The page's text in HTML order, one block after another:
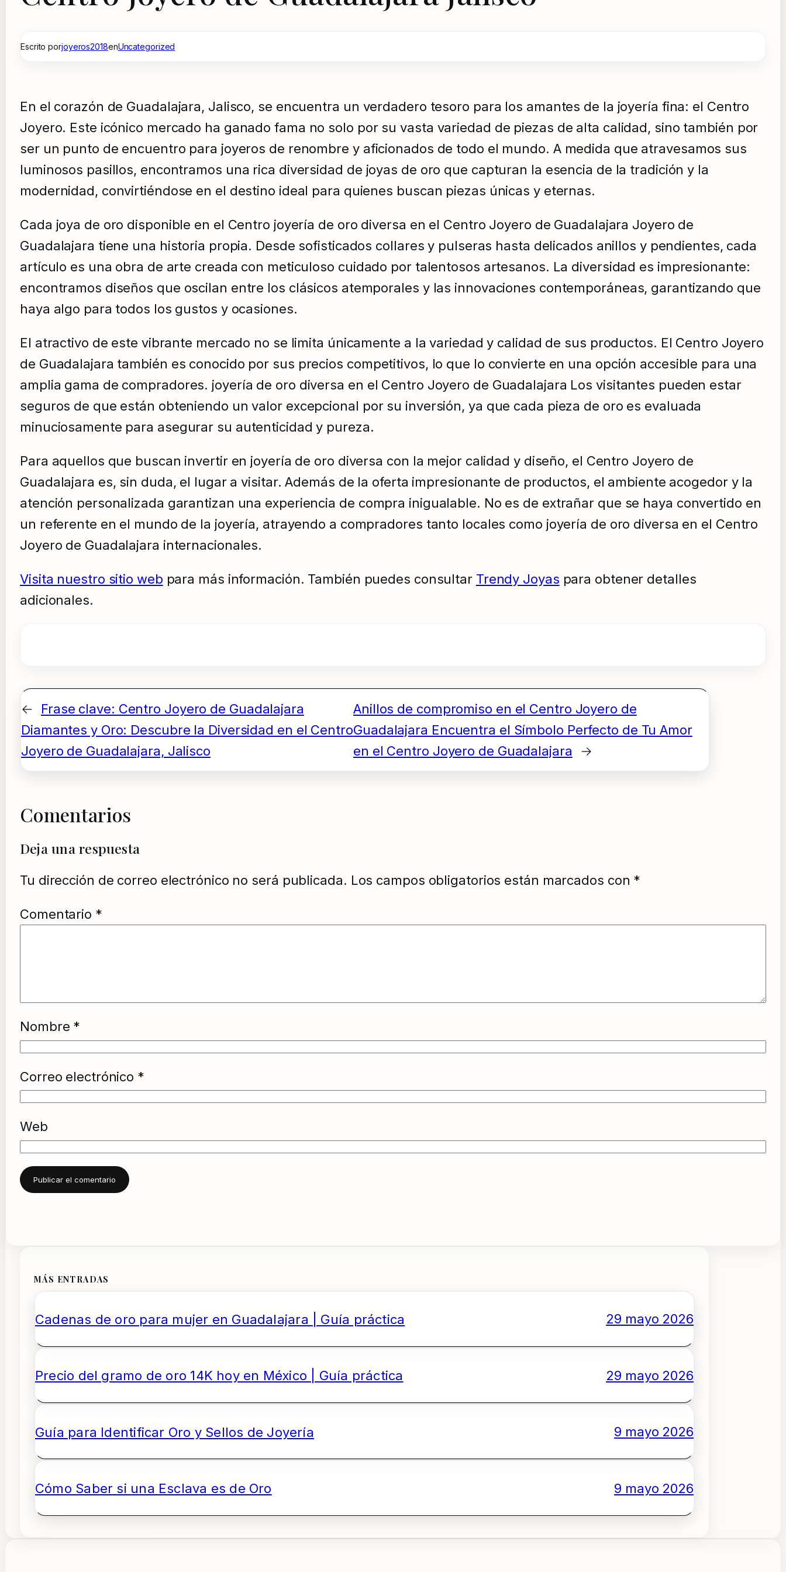
Escrito porjoyeros2018enUncategorized
En el corazón de Guadalajara, Jalisco, se encuentra un verdadero tesoro para los amantes de la joyería fina: el Centro
Joyero. Este icónico mercado ha ganado fama no solo por su vasta variedad de piezas de alta calidad, sino también por
ser un punto de encuentro para joyeros de renombre y aficionados de todo el mundo. A medida que atravesamos sus
luminosos pasillos, encontramos una rica diversidad de joyas de oro que capturan la esencia de la tradición y la
modernidad, convirtiéndose en el destino ideal para quienes buscan piezas únicas y eternas.
Cada joya de oro disponible en el Centro joyería de oro diversa en el Centro Joyero de Guadalajara Joyero de
Guadalajara tiene una historia propia. Desde sofisticados collares y pulseras hasta delicados anillos y pendientes, cada
artículo es una obra de arte creada con meticuloso cuidado por talentosos artesanos. La diversidad es impresionante:
encontramos diseños que oscilan entre los clásicos atemporales y las innovaciones contemporáneas, garantizando que
haya algo para todos los gustos y ocasiones.
El atractivo de este vibrante mercado no se limita únicamente a la variedad y calidad de sus productos. El Centro Joyero
de Guadalajara también es conocido por sus precios competitivos, lo que lo convierte en una opción accesible para una
amplia gama de compradores. joyería de oro diversa en el Centro Joyero de Guadalajara Los visitantes pueden estar
seguros de que están obteniendo un valor excepcional por su inversión, ya que cada pieza de oro es evaluada
minuciosamente para asegurar su autenticidad y pureza.
Para aquellos que buscan invertir en joyería de oro diversa con la mejor calidad y diseño, el Centro Joyero de
Guadalajara es, sin duda, el lugar a visitar. Además de la oferta impresionante de productos, el ambiente acogedor y la
atención personalizada garantizan una experiencia de compra inigualable. No es de extrañar que se haya convertido en
un referente en el mundo de la joyería, atrayendo a compradores tanto locales como joyería de oro diversa en el Centro
Joyero de Guadalajara internacionales.
Visita nuestro sitio web para más información. También puedes consultar Trendy Joyas para obtener detalles
adicionales.
←
Frase clave: Centro Joyero de Guadalajara
Diamantes y Oro: Descubre la Diversidad en el Centro
Joyero de Guadalajara, Jalisco
Anillos de compromiso en el Centro Joyero de
Guadalajara Encuentra el Símbolo Perfecto de Tu Amor
en el Centro Joyero de Guadalajara
→
Comentarios
Deja una respuesta
Tu dirección de correo electrónico no será publicada. Los campos obligatorios están marcados con *
Comentario *
Nombre *
Correo electrónico *
Web
MÁS ENTRADAS
Cadenas de oro para mujer en Guadalajara | Guía práctica 29 mayo 2026
Precio del gramo de oro 14K hoy en México | Guía práctica 29 mayo 2026
Guía para Identificar Oro y Sellos de Joyería 9 mayo 2026
Cómo Saber si una Esclava es de Oro 9 mayo 2026